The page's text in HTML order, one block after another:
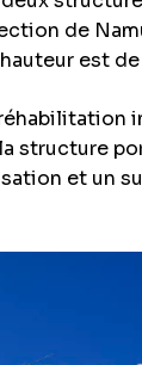
de
est
structure
et un